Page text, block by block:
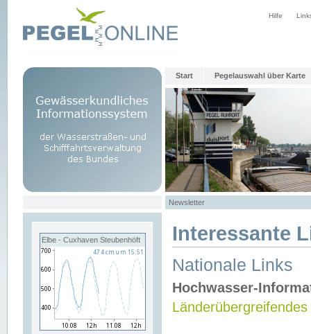
Hilfe
Start Pegelauswahl über Karte
Newsletter
Elbe - Cuxhaven Steubenhöft Interessante
Nationale Links
Hochwasser-